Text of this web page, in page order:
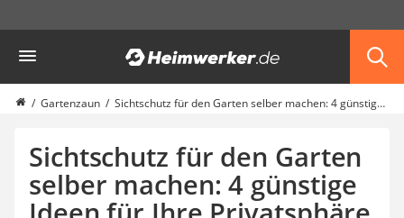
Garten
Akku-Laubsauger
Faltpavillon
Schlauchtrommel
Solar-Lichterkette außen
Teleskopleiter
Ameisengift
Gartenzaun Sichtschutz für den Garten selber machen: 4 günstige Ideen für Ihre Privatsphäre
Sichtschutz für den Garten
selber machen: 4 günstige